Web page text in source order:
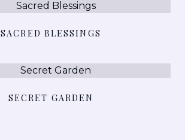
SACRED BLESSINGS
SECRET GARDEN